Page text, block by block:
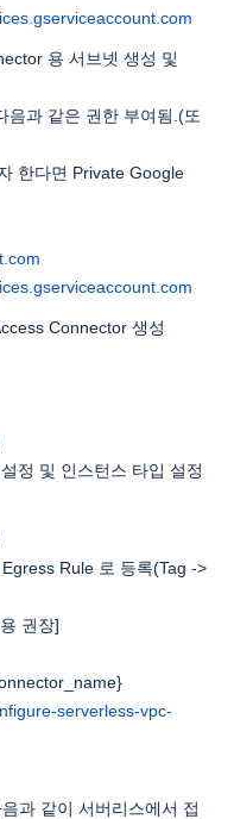
용 서브넷 생성 및
음과 같은 권한 부여됨.(또
한다면 Private Google
Connector 생성
정 및 인스턴스 타입 설정
Rule 로 등록(Tag ->
권장]
serverless-vpc-
과 같이 서버리스에서 접